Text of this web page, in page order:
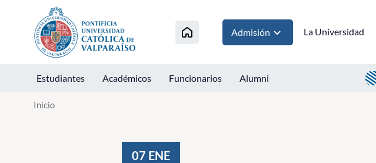
Click acá para ir directamente al contenido
Admisión La Universidad
Estudiantes Académicos Funcionarios Alumni
Inicio
07 ENE